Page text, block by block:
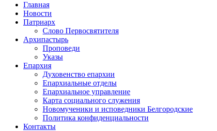
Главная
Новости
Патриарх
Слово Первосвятителя
Архипастырь
Проповеди
Указы
Епархия
Духовенство епархии
Епархиальные отделы
Епархиальное управление
Карта социального служения
Новомученики и исповедники Белгородские
Политика конфиденциальности
Контакты